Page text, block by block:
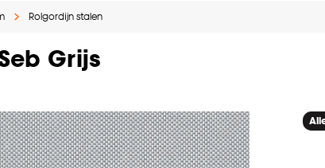
Rolgordijn stalen
Grijs